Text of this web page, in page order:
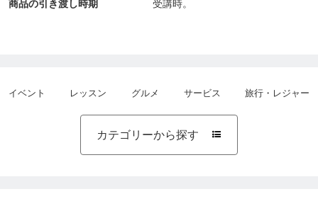
商品の引き渡し時期 受講時。
イベント レッスン グルメ サービス 旅行・レジャー
カテゴリーから探す 